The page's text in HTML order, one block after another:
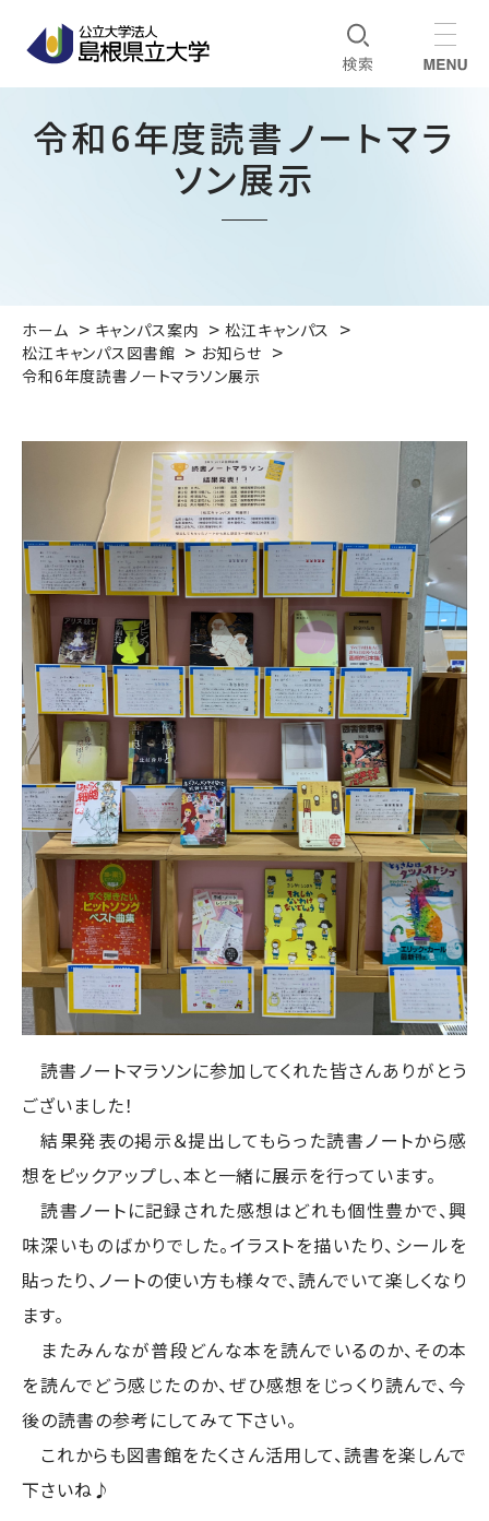
令和6年度読書ノートマラ
ソン展示
ホーム キャンパス案内
松江キャンパス
松江キャンパス図書館
お知らせ
令和6年度読書ノートマラソン展示
読書ノートマラソンに参加してくれた皆さんありがとう
ございました！
結果発表の掲示＆提出してもらった読書ノートから感
想をピックアップし、本と一緒に展示を行っています。
読書ノートに記録された感想はどれも個性豊かで、興
味深いものばかりでした。イラストを描いたり、シールを
貼ったり、ノートの使い方も様々で、読んでいて楽しくなり
ます。
またみんなが普段どんな本を読んでいるのか、その本
を読んでどう感じたのか、ぜひ感想をじっくり読んで、今
後の読書の参考にしてみて下さい。
これからも図書館をたくさん活用して、読書を楽しんで
下さいね♪